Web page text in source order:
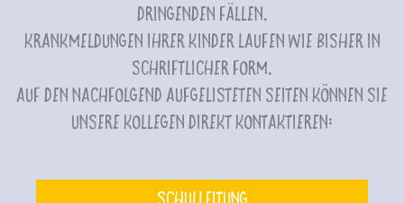
dringenden Fällen.
Krankmeldungen Ihrer Kinder laufen wie bisher in
schriftlicher Form.
Auf den nachfolgend aufgelisteten Seiten können Sie
unsere Kollegen direkt kontaktieren:
Schulleitung